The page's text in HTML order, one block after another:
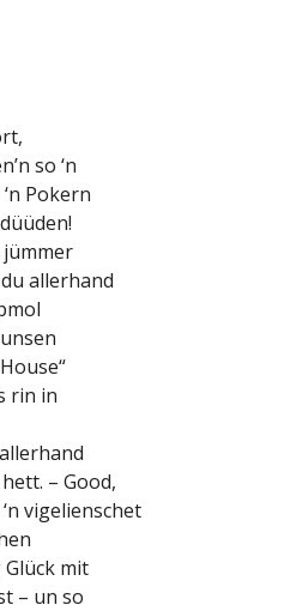
so ‘n
Pokern
jümmer
allerhand
rin in
– Good,
vigelienschet
mit
– un so